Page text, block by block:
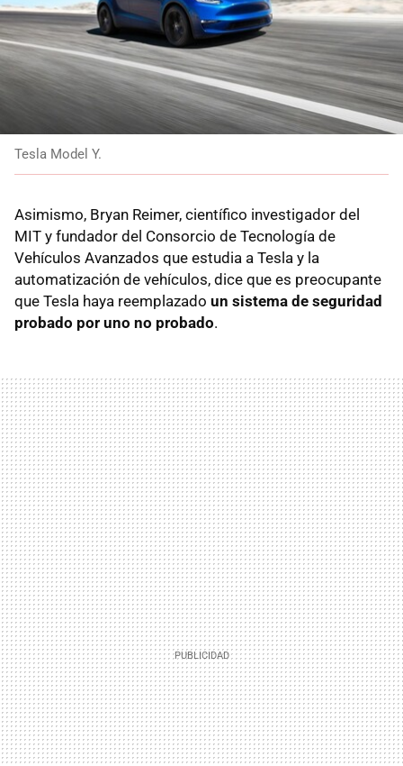
Tesla Model Y.
Asimismo, Bryan Reimer, científico investigador del
MIT y fundador del Consorcio de Tecnología de
Vehículos Avanzados que estudia a Tesla y la
automatización de vehículos, dice que es preocupante
que Tesla haya reemplazado un sistema de seguridad
probado por uno no probado.